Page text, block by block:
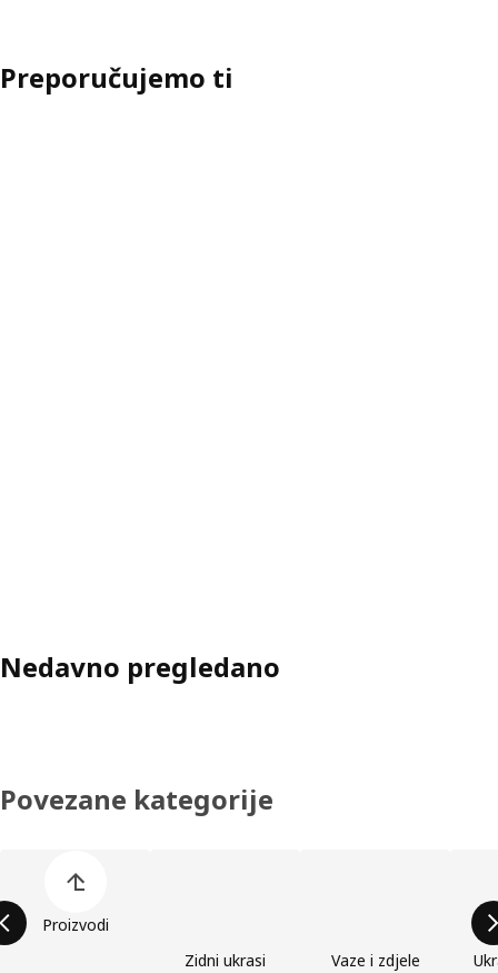
Preporučujemo ti
Nedavno pregledano
Povezane kategorije
Proizvodi
Zidni ukrasi
Vaze i zdjele